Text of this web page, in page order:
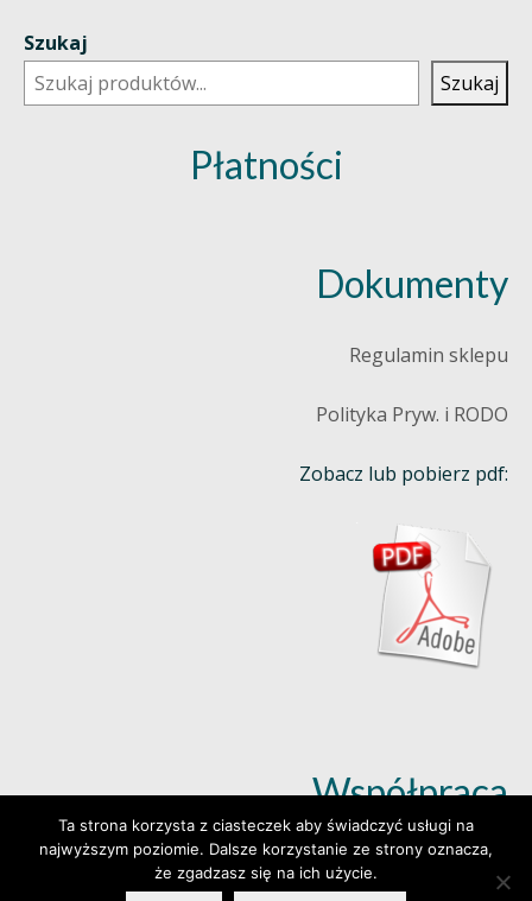
Szukaj
Szukaj
Płatności
Dokumenty
Regulamin sklepu
Polityka Pryw. i RODO
Zobacz lub pobierz pdf:
Współpraca
Dowiedz się więcej (klik)
Ta strona korzysta z ciasteczek aby świadczyć usługi na
najwyższym poziomie. Dalsze korzystanie ze strony oznacza,
że zgadzasz się na ich użycie.